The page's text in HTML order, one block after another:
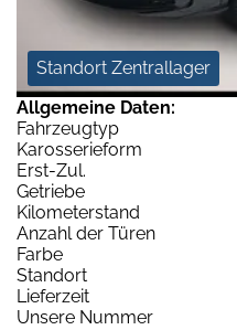
Standort Zentrallager
Allgemeine Daten:
Fahrzeugtyp
Karosserieform
Erst-Zul.
Getriebe
Kilometerstand
Anzahl der Türen
Farbe
Standort
Lieferzeit
Unsere Nummer